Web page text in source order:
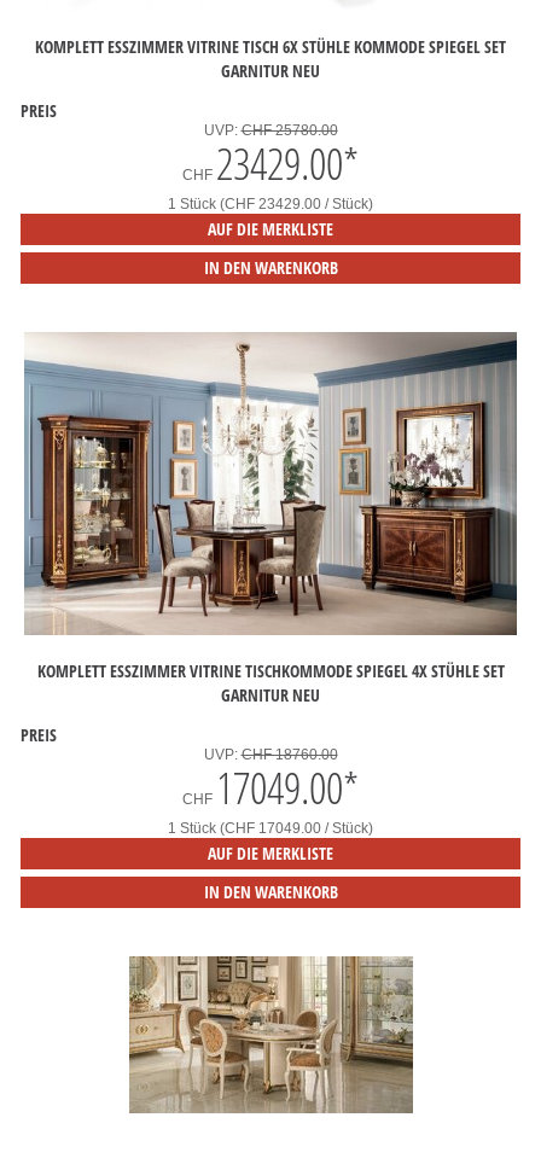
KOMPLETT ESSZIMMER VITRINE TISCH 6X STÜHLE KOMMODE SPIEGEL SET
GARNITUR NEU
PREIS
UVP:CHF 25780.00
CHF 23429.00*
1 Stück (CHF 23429.00 / Stück)
AUF DIE MERKLISTE
IN DEN WARENKORB
KOMPLETT ESSZIMMER VITRINE TISCHKOMMODE SPIEGEL 4X STÜHLE SET
GARNITUR NEU
PREIS
UVP:CHF 18760.00
CHF 17049.00*
1 Stück (CHF 17049.00 / Stück)
AUF DIE MERKLISTE
IN DEN WARENKORB